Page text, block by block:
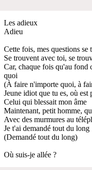
Les adieux
Adieu
Cette fois, mes questions se
Se trouvent avec toi, se
Car, chaque fois qu'au fond
quoi
(À faire n'importe quoi, à
Jeune idiot que tu es, où est
Celui qui blessait mon âme
Maintenant, petit homme,
Avec des murmures au
Je t'ai demandé tout du long
(Demandé tout du long)
Où suis-je allée ?